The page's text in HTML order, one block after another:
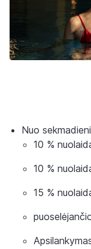
Nuo
10 %
10 %
15 %